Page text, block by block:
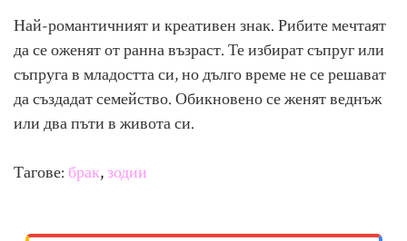
Най-романтичният и креативен знак. Рибите мечтаят
да се оженят от ранна възраст. Те избират съпруг или
съпруга в младостта си, но дълго време не се решават
да създадат семейство. Обикновено се женят веднъж
или два пъти в живота си.
Тагове: брак зодии